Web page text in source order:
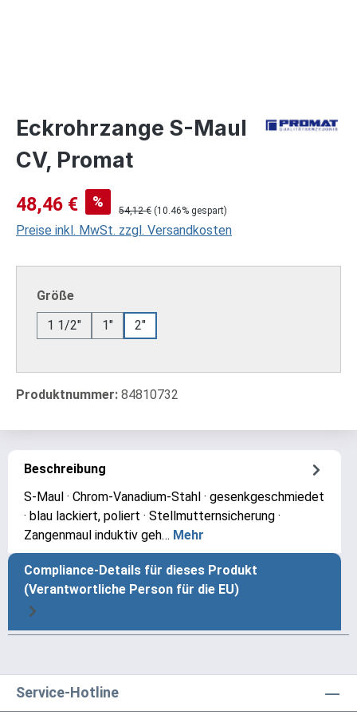
Eckrohrzange S-Maul
CV, Promat
Verkaufspreis:
48,46 € % Regulärer Preis:
54,12 € (10.46% gespart)
Preise inkl. MwSt. zzgl. Versandkosten
Größeauswählen
1 1/2"
1" 2"
Produktnummer: 84810732
Beschreibung
S-Maul · Chrom-Vanadium-Stahl · gesenkgeschmiedet
· blau lackiert, poliert · Stellmutternsicherung ·
Zangenmaul induktiv geh… Mehr
Compliance-Details für dieses Produkt
(Verantwortliche Person für die EU)
Service-Hotline